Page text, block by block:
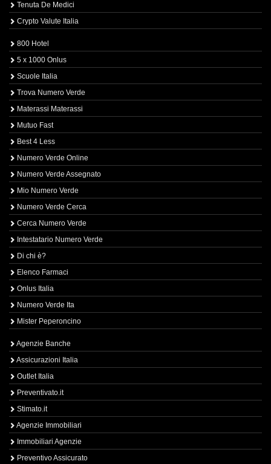
Tenuta De Medici
Crypto Valute Italia
800 Hotel
5 x 1000 Onlus
Scuole Italia
Trova Numero Verde
Materassi Materassi
Mutuo Fast
Best 4 Less
Numero Verde Online
Numero Verde Assegnato
Mio Numero Verde
Numero Verde Cerca
Cerca Numero Verde
Intestatario Numero Verde
Di chi è?
Elenco Farmaci
Onlus Italia
Numero Verde Ita
Mister Peperoncino
Agenzie Banche
Assicurazioni Italia
Outlet Italia
Preventivato.it
Stimato.it
Agenzie Immobiliari
Immobiliari Agenzie
Preventivo Assicurato